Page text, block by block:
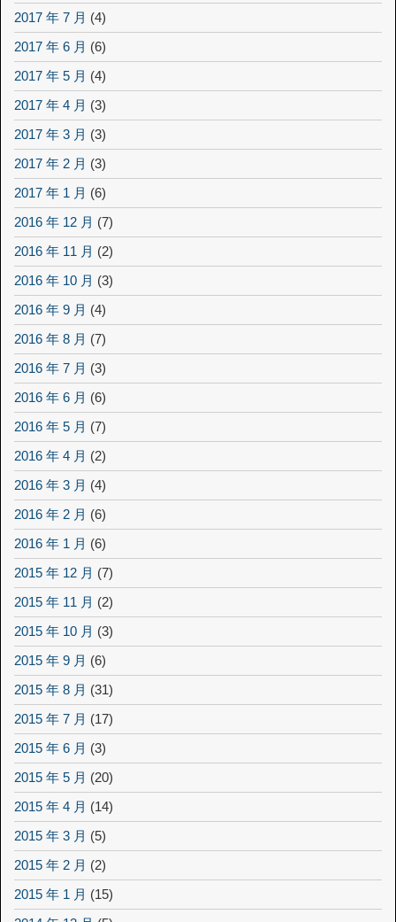
2017 年 7 月 (4)
2017 年 6 月 (6)
2017 年 5 月 (4)
2017 年 4 月 (3)
2017 年 3 月 (3)
2017 年 2 月 (3)
2017 年 1 月 (6)
2016 年 12 月 (7)
2016 年 11 月 (2)
2016 年 10 月 (3)
2016 年 9 月 (4)
2016 年 8 月 (7)
2016 年 7 月 (3)
2016 年 6 月 (6)
2016 年 5 月 (7)
2016 年 4 月 (2)
2016 年 3 月 (4)
2016 年 2 月 (6)
2016 年 1 月 (6)
2015 年 12 月 (7)
2015 年 11 月 (2)
2015 年 10 月 (3)
2015 年 9 月 (6)
2015 年 8 月 (31)
2015 年 7 月 (17)
2015 年 6 月 (3)
2015 年 5 月 (20)
2015 年 4 月 (14)
2015 年 3 月 (5)
2015 年 2 月 (2)
2015 年 1 月 (15)